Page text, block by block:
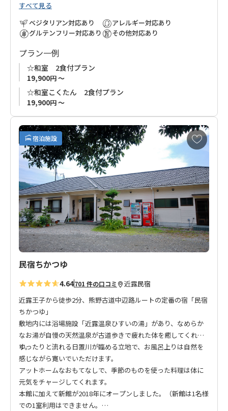
堪能ください
ます。
すべて見る
ベジタリアン対応あり
グルテンフリー対応あり
アレルギー対応あり
その他対応あり
プラン一例
☆和室 2食付プラン
19,900円 ～
☆和室こくたん 2食付プラン
19,900円 ～
宿泊施設
お
気
入
り
に
追
加
民宿ちかつゆ
4.64701 件の口コミ 近露民宿
近露王子から徒歩2分、熊野古道中辺路ルートの定番の宿「民宿
ちかつゆ」
敷地内には浴場施設「近露温泉ひすいの湯」があり、なめらか
なお湯が自慢の天然温泉が古道歩きで疲れた体を癒してくれま
す。
ゆったりと流れる日置川が臨める立地で、お風呂上りは自然を
感じながら寛いでいただけます。
アットホームなおもてなしで、季節のものを使った料理は体に
元気をチャージしてくれます。
本館に加えて新館が2018年にオープンしました。（新館は1名様
での1室利用はできません。